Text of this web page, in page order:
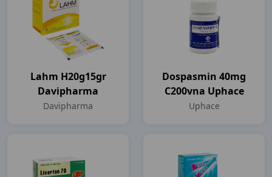
Lahm H20g15gr
Davipharma
Davipharma
Dospasmin 40mg
C200vna Uphace
Uphace